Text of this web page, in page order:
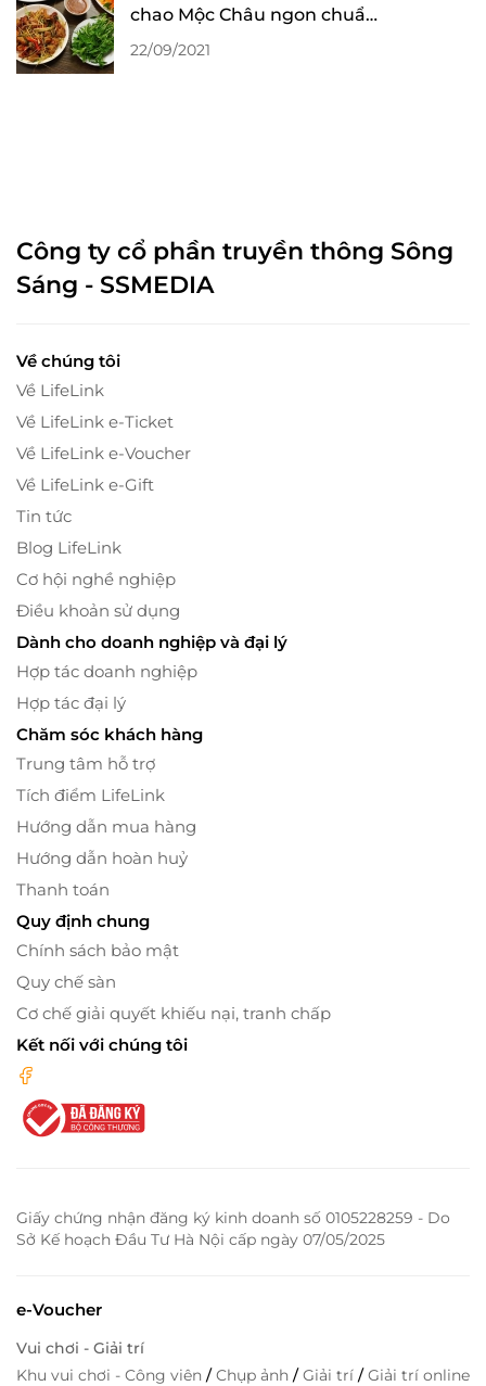
chao Mộc Châu ngon chuẩn
hương vị Tây Bắc
22/09/2021
Công ty cổ phần truyền thông Sông
Sáng - SSMEDIA
Về chúng tôi
Về LifeLink
Về LifeLink e-Ticket
Về LifeLink e-Voucher
Về LifeLink e-Gift
Tin tức
Blog LifeLink
Cơ hội nghề nghiệp
Điều khoản sử dụng
Dành cho doanh nghiệp và đại lý
Hợp tác doanh nghiệp
Hợp tác đại lý
Chăm sóc khách hàng
Trung tâm hỗ trợ
Tích điểm LifeLink
Hướng dẫn mua hàng
Hướng dẫn hoàn huỷ
Thanh toán
Quy định chung
Chính sách bảo mật
Quy chế sàn
Cơ chế giải quyết khiếu nại, tranh chấp
Kết nối với chúng tôi
Giấy chứng nhận đăng ký kinh doanh số 0105228259 - Do
Sở Kế hoạch Đầu Tư Hà Nội cấp ngày 07/05/2025
e-Voucher
Vui chơi - Giải trí
Khu vui chơi - Công viên /Chụp ảnh /Giải trí /Giải trí online